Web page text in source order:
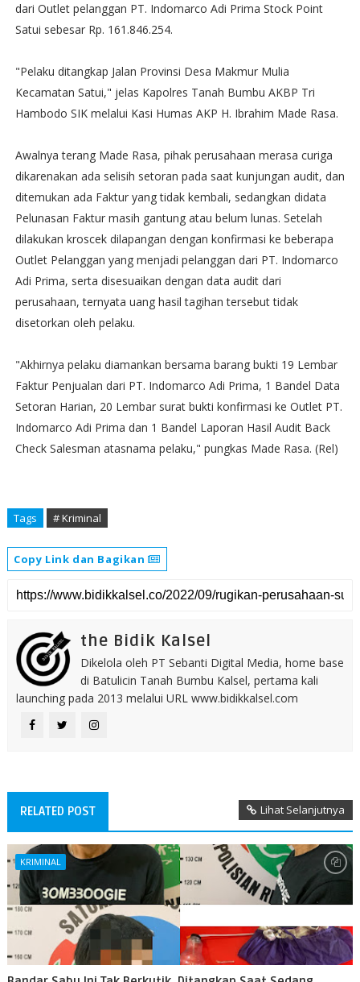
dari Outlet pelanggan PT. Indomarco Adi Prima Stock Point
Satui sebesar Rp. 161.846.254.
"Pelaku ditangkap Jalan Provinsi Desa Makmur Mulia
Kecamatan Satui," jelas Kapolres Tanah Bumbu AKBP Tri
Hambodo SIK melalui Kasi Humas AKP H. Ibrahim Made Rasa.
Awalnya terang Made Rasa, pihak perusahaan merasa curiga
dikarenakan ada selisih setoran pada saat kunjungan audit, dan
ditemukan ada Faktur yang tidak kembali, sedangkan didata
Pelunasan Faktur masih gantung atau belum lunas. Setelah
dilakukan kroscek dilapangan dengan konfirmasi ke beberapa
Outlet Pelanggan yang menjadi pelanggan dari PT. Indomarco
Adi Prima, serta disesuaikan dengan data audit dari
perusahaan, ternyata uang hasil tagihan tersebut tidak
disetorkan oleh pelaku.
"Akhirnya pelaku diamankan bersama barang bukti 19 Lembar
Faktur Penjualan dari PT. Indomarco Adi Prima, 1 Bandel Data
Setoran Harian, 20 Lembar surat bukti konfirmasi ke Outlet PT.
Indomarco Adi Prima dan 1 Bandel Laporan Hasil Audit Back
Check Salesman atasnama pelaku," pungkas Made Rasa. (Rel)
Tags # Kriminal
Copy Link dan Bagikan
the Bidik Kalsel
Dikelola oleh PT Sebanti Digital Media, home base
di Batulicin Tanah Bumbu Kalsel, pertama kali
launching pada 2013 melalui URL www.bidikkalsel.com
RELATED POST Lihat Selanjutnya
KRIMINAL